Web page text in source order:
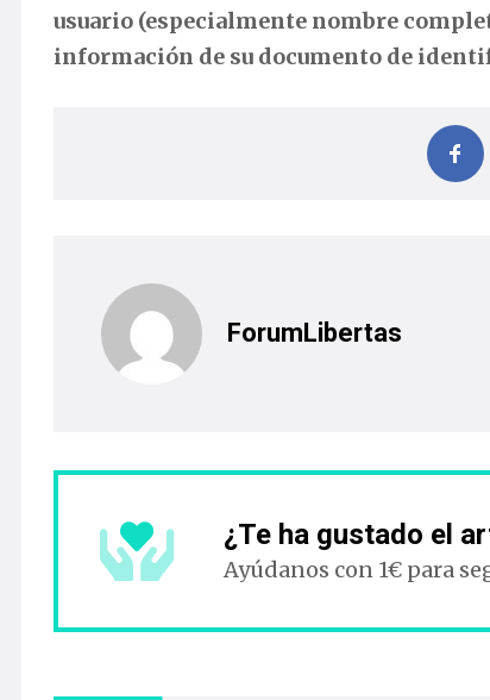
usuario (especialmente nombre
información de su documento de
ForumLibertas
¿Te ha gustado el
Ayúdanos con 1€ para